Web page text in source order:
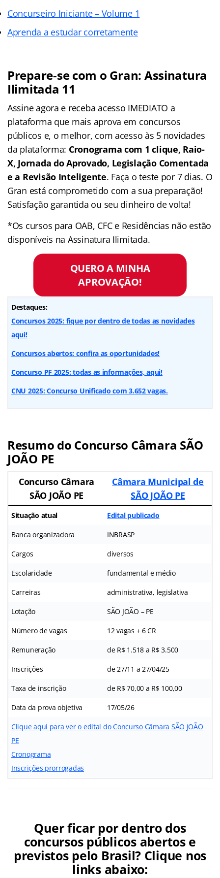
Concurseiro Iniciante – Volume 1
Aprenda a estudar corretamente
Prepare-se com o Gran: Assinatura
Ilimitada 11
Assine agora e receba acesso IMEDIATO a
plataforma que mais aprova em concursos
públicos e, o melhor, com acesso às 5 novidades
da plataforma: Cronograma com 1 clique, Raio-
X, Jornada do Aprovado, Legislação Comentada
e a Revisão Inteligente. Faça o teste por 7 dias. O
Gran está comprometido com a sua preparação!
Satisfação garantida ou seu dinheiro de volta!
*Os cursos para OAB, CFC e Residências não estão
disponíveis na Assinatura Ilimitada.
QUERO A MINHA
APROVAÇÃO!
Destaques:
Concursos 2025: fique por dentro de todas as novidades
aqui!
Concursos abertos: confira as oportunidades!
Concurso PF 2025: todas as informações, aqui!
CNU 2025: Concurso Unificado com 3.652 vagas.
Resumo do Concurso Câmara SÃO
JOÃO PE
Concurso Câmara
SÃO JOÃO PE
Câmara Municipal de
SÃO JOÃO PE
Situação atual Edital publicado
Banca organizadora INBRASP
Cargos diversos
Escolaridade fundamental e médio
Carreiras administrativa, legislativa
Lotação SÃO JOÃO – PE
Número de vagas 12 vagas + 6 CR
Remuneração de R$ 1.518 a R$ 3.500
Inscrições de 27/11 a 27/04/25
Taxa de inscrição de R$ 70,00 a R$ 100,00
Data da prova objetiva 17/05/26
Clique aqui para ver o edital do Concurso Câmara SÃO JOÃO
PE
Cronograma
Inscrições prorrogadas
Quer ficar por dentro dos
concursos públicos abertos e
previstos pelo Brasil? Clique nos
links abaixo: